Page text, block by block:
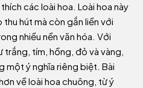
các loài hoa. Loài hoa này
hút mà còn gắn liền với
nhiều nền văn hóa. Với
trắng, tím, hồng, đỏ và vàng,
một ý nghĩa riêng biệt. Bài
về loài hoa chuông, từ ý